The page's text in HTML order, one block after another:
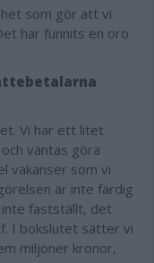
som gör att vi
har funnits en oro
Vi har ett litet
väntas göra
vakanser som vi
är inte färdig
inte fastställt, det
I bokslutet sätter vi
miljoner kronor,